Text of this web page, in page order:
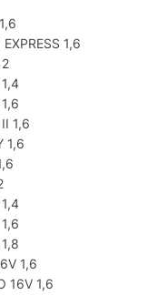
1,6
1,6
1,6
1,6
16V 1,6